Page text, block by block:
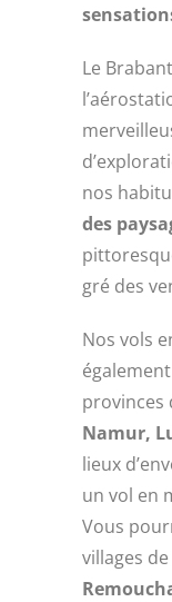
Le
nos
des
gré des
Nos vols
provinces
Namur,
lieux
un vol en
Vous
villages de